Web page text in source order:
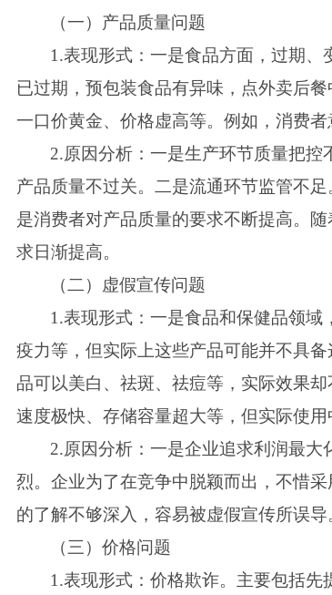
（一）产品质量问题
1.表现形式：一是食品方面，过期
已过期，预包装食品有异味，点外卖后
一口价黄金、价格虚高等。例如，消费
2.原因分析：一是生产环节质量把
产品质量不过关。二是流通环节监管不
是消费者对产品质量的要求不断提高。
求日渐提高。
（二）虚假宣传问题
1.表现形式：一是食品和保健品领
疫力等，但实际上这些产品可能并不具
品可以美白、祛斑、祛痘等，实际效果
速度极快、存储容量超大等，但实际使用
2.原因分析：一是企业追求利润最
烈。企业为了在竞争中脱颖而出，不惜
的了解不够深入，容易被虚假宣传所误导
（三）价格问题
1.表现形式：价格欺诈。主要包括